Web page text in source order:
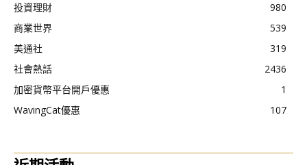
投資理財
980
商業世界
539
美通社
319
社會熱話
2436
加密貨幣平台開戶優惠
1
WavingCat優惠
107